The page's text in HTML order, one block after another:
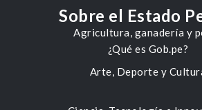
Agricultura, ganadería y
Arte, Deporte y
Sobre el Estado
¿Qué es Gob.pe?